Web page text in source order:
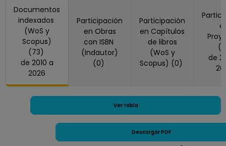
Brain Connectivity, Estados Unidos
America (2013)
BRAIN STRUCTURE & FUNCTION, Alemania
(2014, 2022)
BRAIN TOPOGRAPHY, Países Bajos (2025)
CEREB CORTEX, Estados Unidos America
(2015, 2022)
CHINESE MED J-PEKING, China (2012)
DEV COGN NEUROS-NETH, Reino Unido
eLife, Reino Unido (2021)
Documentos
indexados
(WoS y
Scopus)
(73)
de 2010 a
2026
Participación
en Obras
con ISBN
(Indautor)
(0)
Participación
en Capítulos
de libros
(WoS y
Scopus) (0)
de 2014 a
Ver tabla
Descargar PDF